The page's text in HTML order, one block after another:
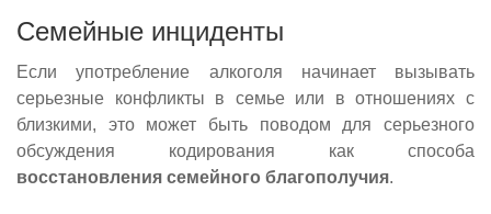
Семейные инциденты
Если употребление алкоголя начинает вызывать
серьезные конфликты в семье или в отношениях с
близкими, это может быть поводом для серьезного
обсуждения кодирования как способа
восстановления семейного благополучия.